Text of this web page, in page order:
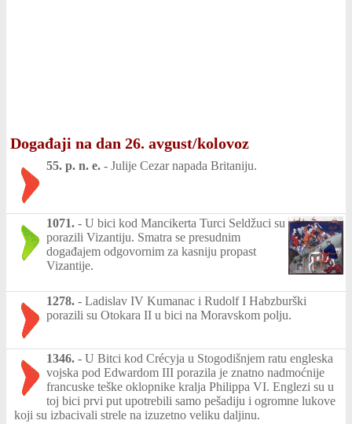
Događaji na dan 26. avgust/kolovoz
55. p. n. e. - Julije Cezar napada Britaniju.
1071. - U bici kod Mancikerta Turci Seldžuci su
porazili Vizantiju. Smatra se presudnim
događajem odgovornim za kasniju propast
Vizantije.
1278. - Ladislav IV Kumanac i Rudolf I Habzburški
porazili su Otokara II u bici na Moravskom polju.
1346. - U Bitci kod Crécyja u Stogodišnjem ratu engleska
vojska pod Edwardom III porazila je znatno nadmoćnije
francuske teške oklopnike kralja Philippa VI. Englezi su u
toj bici prvi put upotrebili samo pešadiju i ogromne lukove
koji su izbacivali strele na izuzetno veliku daljinu.